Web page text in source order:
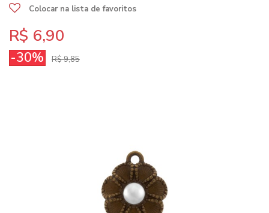
Colocar na lista de favoritos
R$ 6,90
-30% R$ 9,85